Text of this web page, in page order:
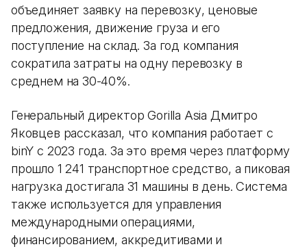
объединяет заявку на перевозку, ценовые
предложения, движение груза и его
поступление на склад. За год компания
сократила затраты на одну перевозку в
среднем на 30-40%.
Генеральный директор Gorilla Asia Дмитро
Яковцев рассказал, что компания работает с
binY с 2023 года. За это время через платформу
прошло 1 241 транспортное средство, а пиковая
нагрузка достигала 31 машины в день. Система
также используется для управления
международными операциями,
финансированием, аккредитивами и